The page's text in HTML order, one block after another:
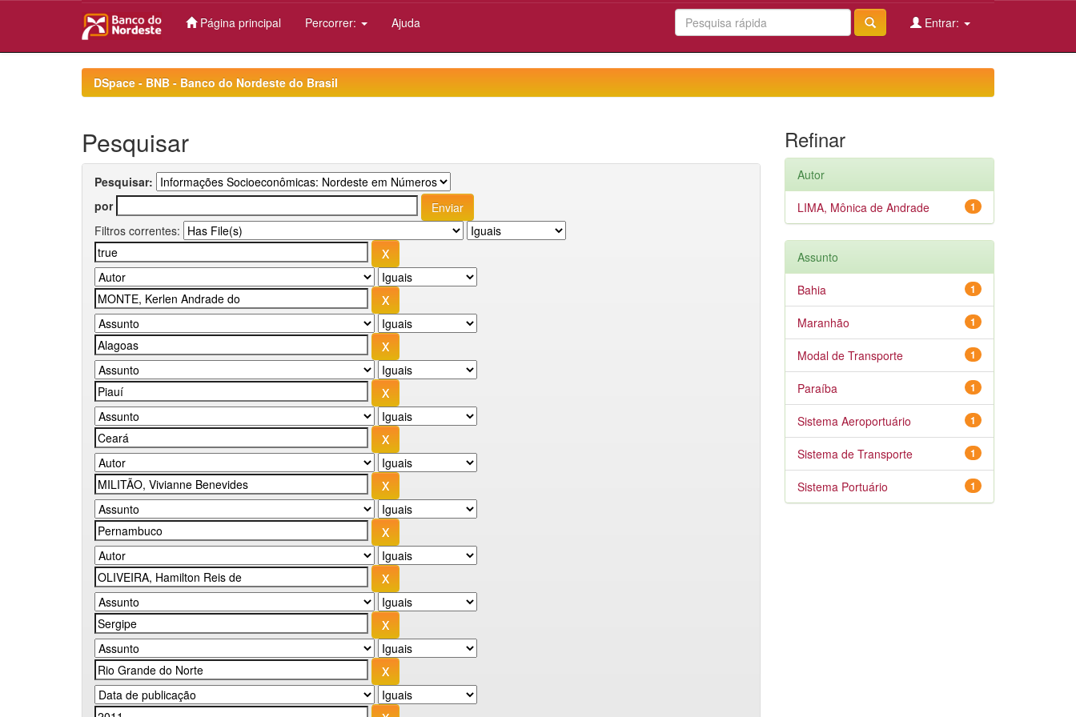
Página principal Percorrer: Ajuda Entrar:
DSpace - BNB - Banco do Nordeste do Brasil
Pesquisar
Pesquisar:
por
Filtros correntes:
Refinar
Autor
1
LIMA, Mônica de Andrade
Assunto
1
Bahia
1
Maranhão
1
Modal de Transporte
1
Paraíba
1
Sistema Aeroportuário
1
Sistema de Transporte
1
Sistema Portuário